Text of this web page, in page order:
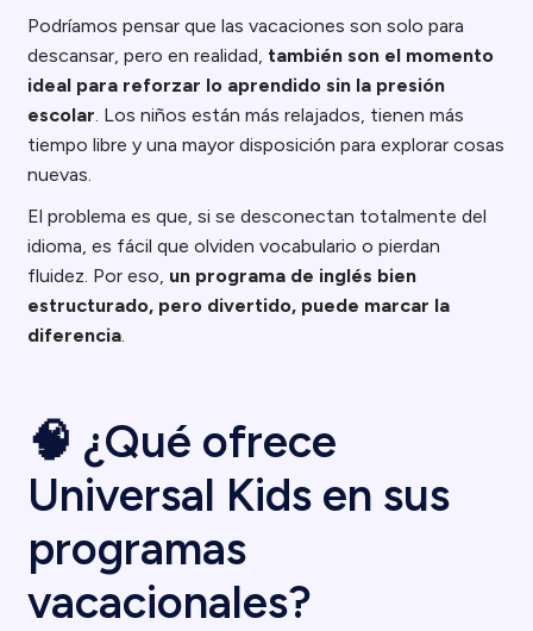
Podríamos pensar que las vacaciones son solo para
descansar, pero en realidad, también son el momento
ideal para reforzar lo aprendido sin la presión
escolar. Los niños están más relajados, tienen más
tiempo libre y una mayor disposición para explorar cosas
nuevas.
El problema es que, si se desconectan totalmente del
idioma, es fácil que olviden vocabulario o pierdan
fluidez. Por eso, un programa de inglés bien
estructurado, pero divertido, puede marcar la
diferencia.
🧠 ¿Qué ofrece
Universal Kids en sus
programas
vacacionales?